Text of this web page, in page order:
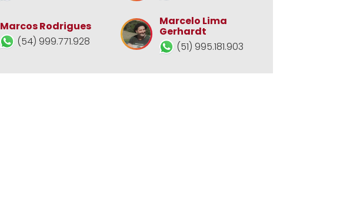
Marcos Rodrigues
(54) 999.771.928
Marcelo Lima
Gerhardt
(51) 995.181.903